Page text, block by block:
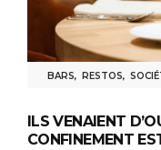
BARS, RESTOS,
ILS VENAIENT
CONFINEMENT